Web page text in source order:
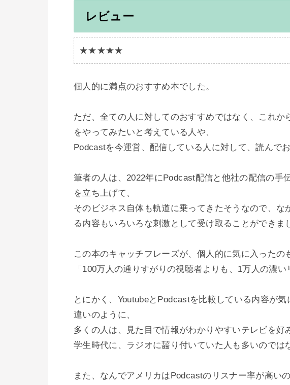
レビュー
★★★★★
個人的に満点のおすすめ本でした。
ただ、全ての人に対してのおすすめではなく、これか
をやってみたいと考えている人や、
Podcastを今運営、配信している人に対して、読んで
筆者の人は、2022年にPodcast配信と他社の配信の手
を立ち上げて、
そのビジネス自体も軌道に乗ってきたそうなので、な
る内容もいろいろな刺激として受け取ることができま
この本のキャッチフレーズが、個人的に気に入ったの
「100万人の通りすがりの視聴者よりも、1万人の濃い
とにかく、YoutubeとPodcastを比較している内容が
違いのように、
多くの人は、見た目で情報がわかりやすいテレビを好
学生時代に、ラジオに齧り付いていた人も多いのでは
また、なんでアメリカはPodcastのリスナー率が高い